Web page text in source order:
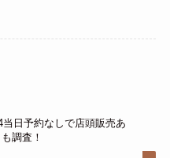
日予約なしで店頭販売あ
調査！